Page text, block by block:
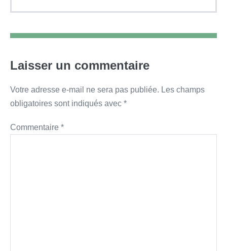
Laisser un commentaire
Votre adresse e-mail ne sera pas publiée. Les champs
obligatoires sont indiqués avec *
Commentaire *